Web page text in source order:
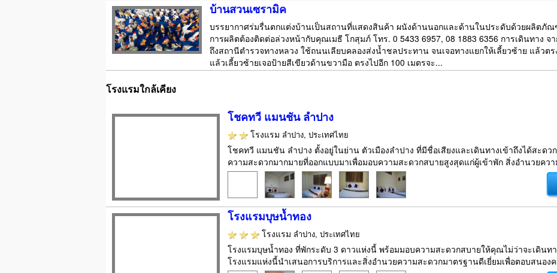
บ้านสวนเซรามิค
บรรยากาศร่มรื่นตกแต่งบ้านเป็นสถานที่แสดงสินค้า ผนังด้านนอกและด้านในประดับด้วยผลิตภั
การผลิตต้องติดต่อล่วงหน้ากับคุณเมธี โกสุมภ์ โทร. 0 5433 6957, 08 1883 6356 การเดินทาง จ
ถึงสถานีตำรวจทางหลวง ใช้ถนนเลียบคลองส่งน้ำชลประทาน จนเจอทางแยกให้เลี้ยวซ้าย แล้วต
แล้วเลี้ยวซ้ายเจอป้ายสีเขียวด้านขวามือ ตรงไปอีก 100 เมตรจะ...
โรงแรมใกล้เคียง
โชคทวี แมนชัน ลำปาง
โรงแรม ลำปาง, ประเทศไทย
โชคทวี แมนชัน ลำปาง ตั้งอยู่ในย่าน ตัวเมืองลำปาง ที่มีชื่อเสียงและเดินทางเข้าถึงได้สะดว
ความสะดวกมากมายที่ออกแบบมาเพื่อมอบความสะดวกสบายสูงสุดแก่ผู้เข้าพัก สิ่งอำนวยคว
โรงแรมบุษน้ำทอง
โรงแรม ลำปาง, ประเทศไทย
โรงแรมบุษน้ำทอง ที่พักระดับ 3 ดาวแห่งนี้ พร้อมมอบความสะดวกสบายให้คุณไม่ว่าจะเดินท
โรงแรมแห่งนี้นำเสนอการบริการและสิ่งอำนวยความสะดวกมาตรฐานดีเยี่ยมเพื่อตอบสนอง